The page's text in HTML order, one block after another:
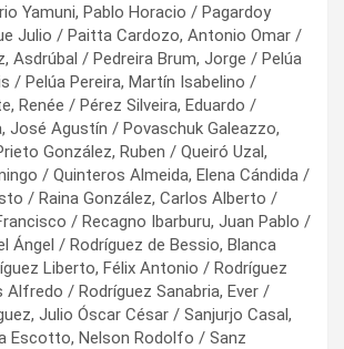
Yamuni, Pablo Horacio / Pagardoy
Julio / Paitta Cardozo, Antonio Omar /
Asdrúbal / Pedreira Brum, Jorge / Pelúa
/ Pelúa Pereira, Martín Isabelino /
Renée / Pérez Silveira, Eduardo /
José Agustín / Povaschuk Galeazzo,
González, Ruben / Queiró Uzal,
/ Quinteros Almeida, Elena Cándida /
/ Raina González, Carlos Alberto /
/ Recagno Ibarburu, Juan Pablo /
Ángel / Rodríguez de Bessio, Blanca
Liberto, Félix Antonio / Rodríguez
Alfredo / Rodríguez Sanabria, Ever /
Julio Óscar César / Sanjurjo Casal,
Escotto, Nelson Rodolfo / Sanz